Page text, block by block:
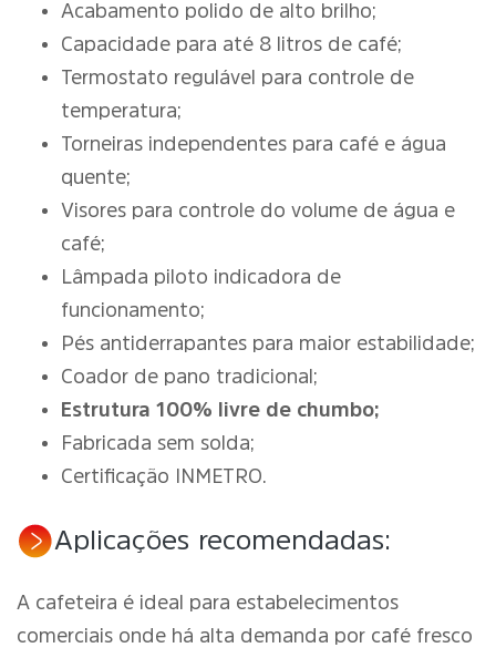
Acabamento polido de alto brilho;
Capacidade para até 8 litros de café;
Termostato regulável para controle de
temperatura;
Torneiras independentes para café e água
quente;
Visores para controle do volume de água e
café;
Lâmpada piloto indicadora de
funcionamento;
Pés antiderrapantes para maior estabilidade;
Coador de pano tradicional;
Estrutura 100% livre de chumbo;
Fabricada sem solda;
Certificação INMETRO.
Aplicações recomendadas:
A cafeteira é ideal para estabelecimentos
comerciais onde há alta demanda por café fresco